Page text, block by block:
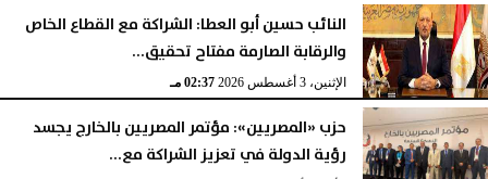
الإثنين، 3 أغسطس 2026
النائب حسين أبو العطا: الشراكة مع القطاع الخاص
والرقابة الصارمة مفتاح تحقيق...
الإثنين، 3 أغسطس 2026 02:37 مـ
حزب «المصريين»: مؤتمر المصريين بالخارج يجسد
رؤية الدولة في تعزيز الشراكة مع...